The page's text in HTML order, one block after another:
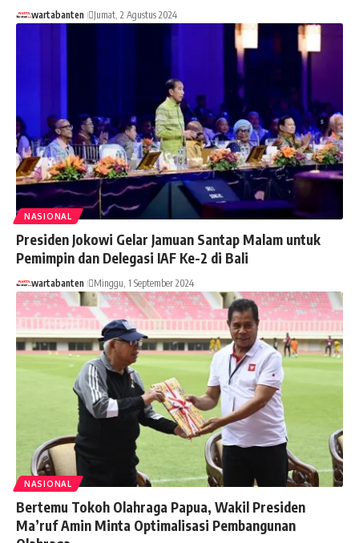
wartabanten Jumat, 2 Agustus 2024
NASIONAL
Presiden Jokowi Gelar Jamuan Santap Malam untuk
Pemimpin dan Delegasi IAF Ke-2 di Bali
wartabanten Minggu, 1 September 2024
NASIONAL
Bertemu Tokoh Olahraga Papua, Wakil Presiden
Ma’ruf Amin Minta Optimalisasi Pembangunan